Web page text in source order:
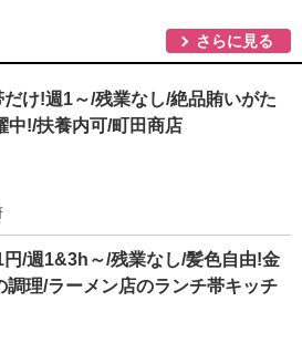
さらに見る
け!週1～/残業なし/絶品賄いがた
中!/扶養内可/町田商店
/週1&3h～/残業なし/髪色自由!金
理/ラーメン店のランチ帯キッチ